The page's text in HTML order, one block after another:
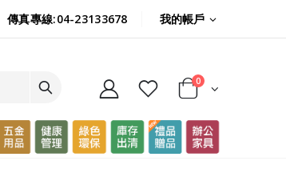
傳真專線:04-23133678 我的帳戶
0